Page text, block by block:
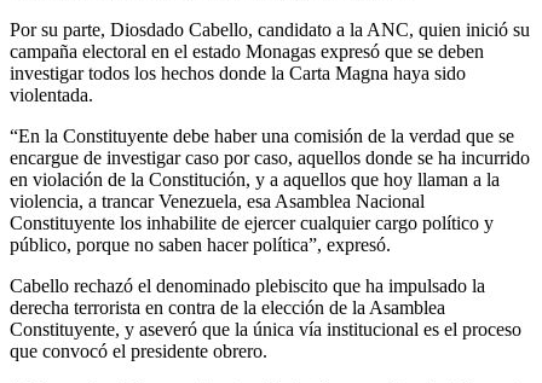
Por su parte, Diosdado Cabello, candidato a la ANC, quien inició su
campaña electoral en el estado Monagas expresó que se deben
investigar todos los hechos donde la Carta Magna haya sido
violentada.
“En la Constituyente debe haber una comisión de la verdad que se
encargue de investigar caso por caso, aquellos donde se ha incurrido
en violación de la Constitución, y a aquellos que hoy llaman a la
violencia, a trancar Venezuela, esa Asamblea Nacional
Constituyente los inhabilite de ejercer cualquier cargo político y
público, porque no saben hacer política”, expresó.
Cabello rechazó el denominado plebiscito que ha impulsado la
derecha terrorista en contra de la elección de la Asamblea
Constituyente, y aseveró que la única vía institucional es el proceso
que convocó el presidente obrero.